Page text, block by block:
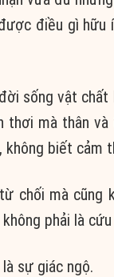
điều gì hữu
sống vật chất
mà thân
biết cảm
chối mà cũng
phải là cứu
sự giác ngộ.